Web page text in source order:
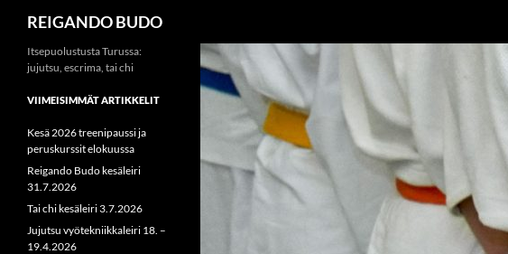
Siirry
sisältöön
REIGANDO BUDO
Itsepuolustusta Turussa:
jujutsu, escrima, tai chi
VIIMEISIMMÄT ARTIKKELIT
Kesä 2026 treenipaussi ja
peruskurssit elokuussa
Reigando Budo kesäleiri
31.7.2026
Tai chi kesäleiri 3.7.2026
Jujutsu vyötekniikkaleiri 18. –
19.4.2026